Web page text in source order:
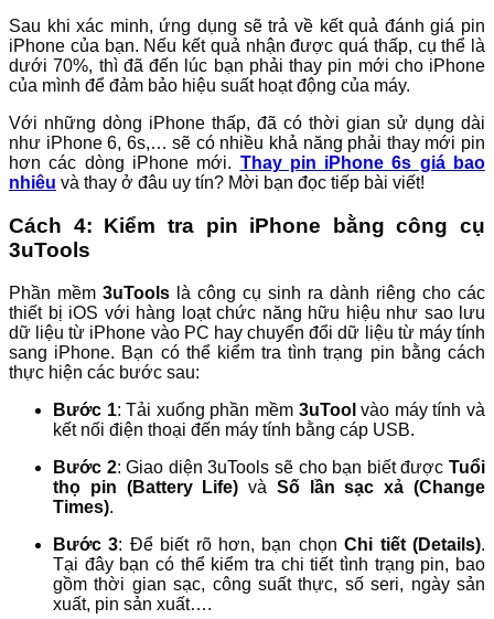
Sau khi xác minh, ứng dụng sẽ trả về kết quả đánh giá pin
iPhone của bạn. Nếu kết quả nhận được quá thấp, cụ thể là
dưới 70%, thì đã đến lúc bạn phải thay pin mới cho iPhone
của mình để đảm bảo hiệu suất hoạt động của máy.
Với những dòng iPhone thấp, đã có thời gian sử dụng dài
như iPhone 6, 6s,… sẽ có nhiều khả năng phải thay mới pin
hơn các dòng iPhone mới. Thay pin iPhone 6s giá bao
nhiêu và thay ở đâu uy tín? Mời bạn đọc tiếp bài viết!
Cách 4: Kiểm tra pin iPhone bằng công cụ
3uTools
Phần mềm 3uTools là công cụ sinh ra dành riêng cho các
thiết bị iOS với hàng loạt chức năng hữu hiệu như sao lưu
dữ liệu từ iPhone vào PC hay chuyển đổi dữ liệu từ máy tính
sang iPhone. Bạn có thể kiểm tra tình trạng pin bằng cách
thực hiện các bước sau:
Bước 1: Tải xuống phần mềm 3uToolvào máy tính và
kết nối điện thoại đến máy tính bằng cáp USB.
Bước 2: Giao diện 3uTools sẽ cho bạn biết được Tuổi
thọ pin (Battery Life) và Số lần sạc xả (Change
Times).
Bước 3: Để biết rõ hơn, bạn chọnChi tiết (Details).
Tại đây bạn có thể kiểm tra chi tiết tình trạng pin, bao
gồm thời gian sạc, công suất thực, số seri, ngày sản
xuất, pin sản xuất….